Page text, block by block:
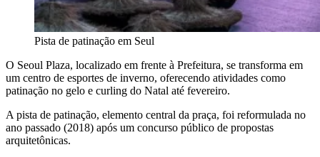
Pista de patinação em Seul
O Seoul Plaza, localizado em frente à Prefeitura, se transforma em
um centro de esportes de inverno, oferecendo atividades como
patinação no gelo e curling do Natal até fevereiro.
A pista de patinação, elemento central da praça, foi reformulada no
ano passado (2018) após um concurso público de propostas
arquitetônicas.